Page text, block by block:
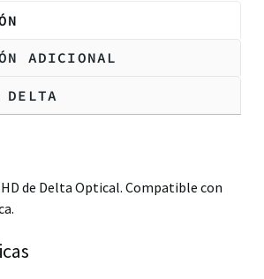
ADICIONAL
DELTA
de Delta Optical. Compatible con